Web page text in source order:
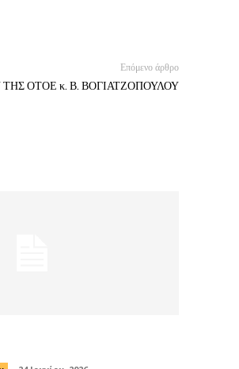
Επόμενο άρθρο
ΟΤΟΕ κ. Β. ΒΟΓΙΑΤΖΟΠΟΥΛΟΥ